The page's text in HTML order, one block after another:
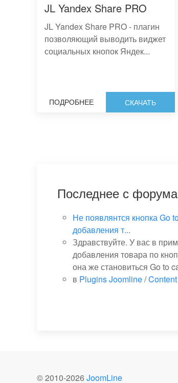
JL Yandex Share PRO
JL Yandex Share PRO - плагин
позволяющий выводить виджет
социальных кнопок Яндек...
ПОДРОБНЕЕ СКАЧАТЬ
Последнее с форума
Не появлянтся кнопка Go
добавления т...
Здравствуйте. У вас в
добавления товара по
она же становиться Go to
в Plugins Joomline/
© 2010-2026 JoomLine